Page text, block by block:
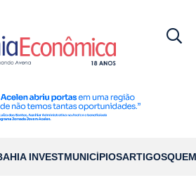
INVESTMUNICÍPIOSARTIGOS